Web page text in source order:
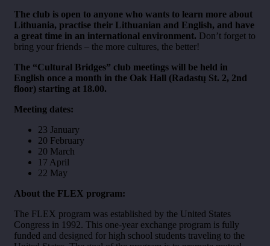
The club is open to anyone who wants to learn more about
Lithuania, practise their Lithuanian and English, and have
a great time in an international environment. Don’t forget to
bring your friends – the more cultures, the better!
The “Cultural Bridges” club meetings will be held in
English once a month in the Oak Hall (Radastų St. 2, 2nd
floor) starting at 18.00.
Meeting dates:
23 January
20 February
20 March
17 April
22 May
About the FLEX program:
The FLEX program was established by the United States
Congress in 1992. This one-year exchange program is fully
funded and designed for high school students traveling to the